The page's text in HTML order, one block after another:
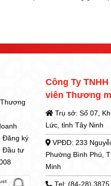
Đăng ký
Đầu tư
Công Ty
viên Thương
Trụ sở: Số 07,
Lức, tỉnh Tây Ninh
VPĐD: 233
Phường Bình Phú,
Minh
Tel: (84-28)